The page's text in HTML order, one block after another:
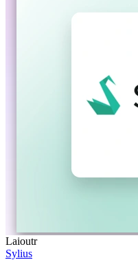
Laioutr
Sylius